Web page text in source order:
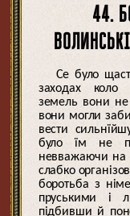
44.
Се було
заходах коло
земель вони не
вони могли
вести
було їм не
невважаючи на
слабко
боротьба з
пруськими і
підбивши й